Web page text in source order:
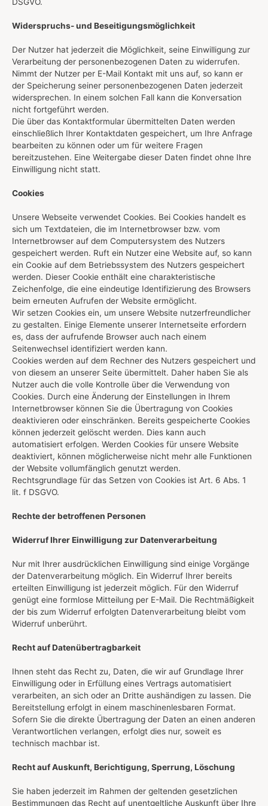
Widerspruchs- und Beseitigungsmöglichkeit
Der Nutzer hat jederzeit die Möglichkeit, seine Einwilligung zur
Verarbeitung der personenbezogenen Daten zu widerrufen.
Nimmt der Nutzer per E-Mail Kontakt mit uns auf, so kann er
der Speicherung seiner personenbezogenen Daten jederzeit
widersprechen. In einem solchen Fall kann die Konversation
nicht fortgeführt werden.
Die über das Kontaktformular übermittelten Daten werden
einschließlich Ihrer Kontaktdaten gespeichert, um Ihre Anfrage
bearbeiten zu können oder um für weitere Fragen
bereitzustehen. Eine Weitergabe dieser Daten findet ohne Ihre
Einwilligung nicht statt.
Cookies
Unsere Webseite verwendet Cookies. Bei Cookies handelt es
sich um Textdateien, die im Internetbrowser bzw. vom
Internetbrowser auf dem Computersystem des Nutzers
gespeichert werden. Ruft ein Nutzer eine Website auf, so kann
ein Cookie auf dem Betriebssystem des Nutzers gespeichert
werden. Dieser Cookie enthält eine charakteristische
Zeichenfolge, die eine eindeutige Identifizierung des Browsers
beim erneuten Aufrufen der Website ermöglicht.
Wir setzen Cookies ein, um unsere Website nutzerfreundlicher
zu gestalten. Einige Elemente unserer Internetseite erfordern
es, dass der aufrufende Browser auch nach einem
Seitenwechsel identifiziert werden kann.
Cookies werden auf dem Rechner des Nutzers gespeichert und
von diesem an unserer Seite übermittelt. Daher haben Sie als
Nutzer auch die volle Kontrolle über die Verwendung von
Cookies. Durch eine Änderung der Einstellungen in Ihrem
Internetbrowser können Sie die Übertragung von Cookies
deaktivieren oder einschränken. Bereits gespeicherte Cookies
können jederzeit gelöscht werden. Dies kann auch
automatisiert erfolgen. Werden Cookies für unsere Website
deaktiviert, können möglicherweise nicht mehr alle Funktionen
der Website vollumfänglich genutzt werden.
Rechtsgrundlage für das Setzen von Cookies ist Art. 6 Abs. 1
lit. f DSGVO.
Rechte der betroffenen Personen
Widerruf Ihrer Einwilligung zur Datenverarbeitung
Nur mit Ihrer ausdrücklichen Einwilligung sind einige Vorgänge
der Datenverarbeitung möglich. Ein Widerruf Ihrer bereits
erteilten Einwilligung ist jederzeit möglich. Für den Widerruf
genügt eine formlose Mitteilung per E-Mail. Die Rechtmäßigkeit
der bis zum Widerruf erfolgten Datenverarbeitung bleibt vom
Widerruf unberührt.
Recht auf Datenübertragbarkeit
Ihnen steht das Recht zu, Daten, die wir auf Grundlage Ihrer
Einwilligung oder in Erfüllung eines Vertrags automatisiert
verarbeiten, an sich oder an Dritte aushändigen zu lassen. Die
Bereitstellung erfolgt in einem maschinenlesbaren Format.
Sofern Sie die direkte Übertragung der Daten an einen anderen
Verantwortlichen verlangen, erfolgt dies nur, soweit es
technisch machbar ist.
Recht auf Auskunft, Berichtigung, Sperrung, Löschung
Sie haben jederzeit im Rahmen der geltenden gesetzlichen
Bestimmungen das Recht auf unentgeltliche Auskunft über Ihre